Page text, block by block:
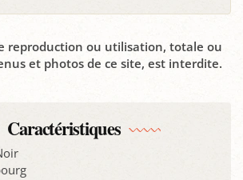
reproduction ou utilisation, totale ou
et photos de ce site, est interdite.
Caractéristiques